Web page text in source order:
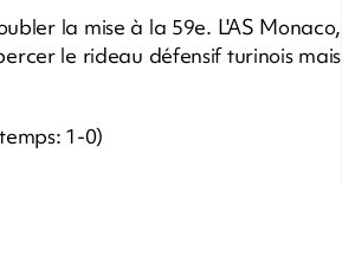
la mise à la 59e. L'AS Monaco,
le rideau défensif turinois mais
1-0)